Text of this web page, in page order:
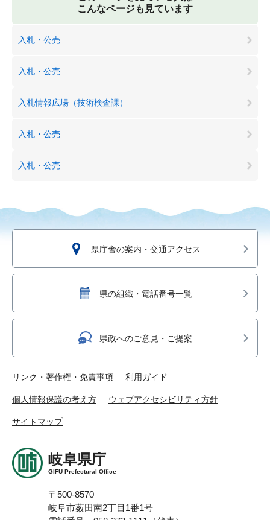
こんなページも見ています
入札・公売
入札・公売
入札情報広場（技術検査課）
入札・公売
入札・公売
県庁舎の案内・交通アクセス
県の組織・電話番号一覧
県政へのご意見・ご提案
リンク・著作権・免責事項 利用ガイド
個人情報保護の考え方 ウェブアクセシビリティ方針
サイトマップ
岐阜県庁
GIFU Prefectural Office
〒500-8570
岐阜市薮田南2丁目1番1号